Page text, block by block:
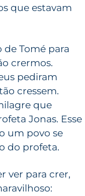
que estavam
de Tomé para
crermos.
pediram
cressem.
que
Jonas. Esse
um povo se
do profeta.
ver para crer,